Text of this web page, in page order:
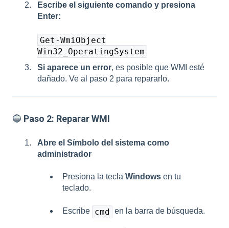
Escribe el siguiente comando y presiona
Enter:
Get-WmiObject
Win32_OperatingSystem
Si aparece un error, es posible que WMI esté
dañado. Ve al paso 2 para repararlo.
🔵 Paso 2: Reparar WMI
Abre el Símbolo del sistema como
administrador
Presiona la tecla Windows en tu
teclado.
Escribe cmd en la barra de búsqueda.